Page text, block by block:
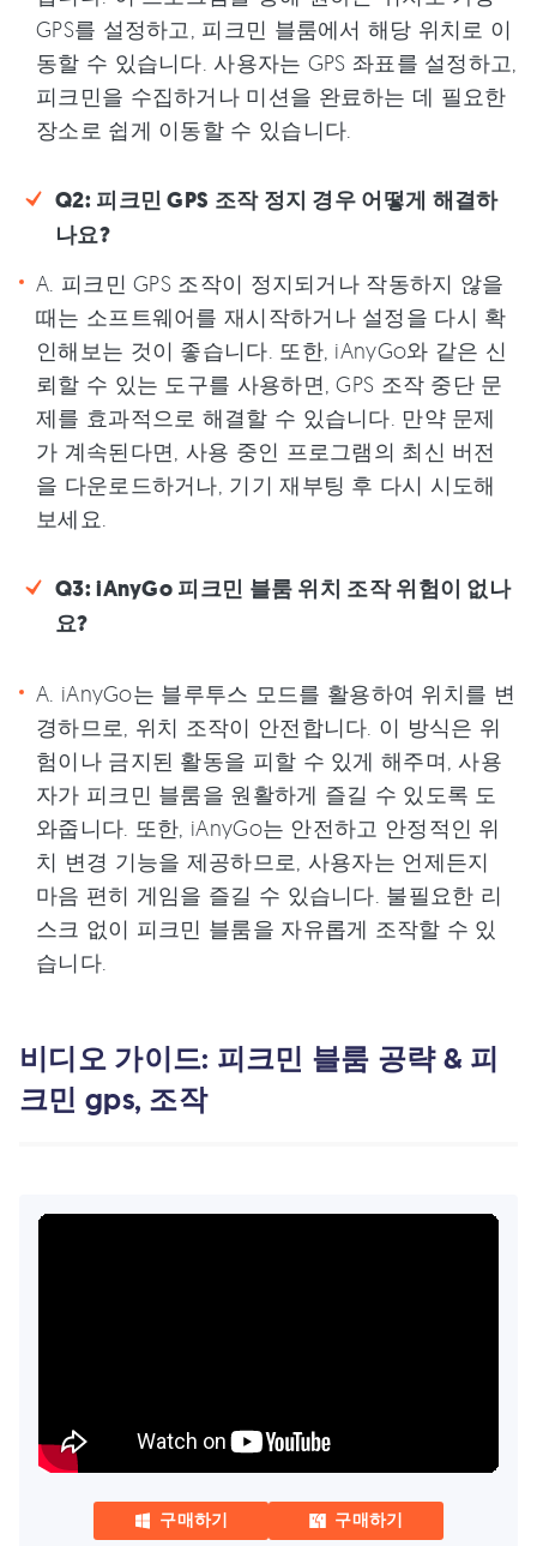
GPS를 설정하고, 피크민 블룸에서 해당 위치로 이
동할 수 있습니다. 사용자는 GPS 좌표를 설정하고,
피크민을 수집하거나 미션을 완료하는 데 필요한
장소로 쉽게 이동할 수 있습니다.
Q2: 피크민 GPS 조작 정지 경우 어떻게 해결하
나요?
A. 피크민 GPS 조작이 정지되거나 작동하지 않을
때는 소프트웨어를 재시작하거나 설정을 다시 확
인해보는 것이 좋습니다. 또한, iAnyGo와 같은 신
뢰할 수 있는 도구를 사용하면, GPS 조작 중단 문
제를 효과적으로 해결할 수 있습니다. 만약 문제
가 계속된다면, 사용 중인 프로그램의 최신 버전
을 다운로드하거나, 기기 재부팅 후 다시 시도해
보세요.
Q3: iAnyGo 피크민 블룸 위치 조작 위험이 없나
요?
A. iAnyGo는 블루투스 모드를 활용하여 위치를 변
경하므로, 위치 조작이 안전합니다. 이 방식은 위
험이나 금지된 활동을 피할 수 있게 해주며, 사용
자가 피크민 블룸을 원활하게 즐길 수 있도록 도
와줍니다. 또한, iAnyGo는 안전하고 안정적인 위
치 변경 기능을 제공하므로, 사용자는 언제든지
마음 편히 게임을 즐길 수 있습니다. 불필요한 리
스크 없이 피크민 블룸을 자유롭게 조작할 수 있
습니다.
비디오 가이드: 피크민 블룸 공략 & 피
크민 gps, 조작
구매하기 구매하기